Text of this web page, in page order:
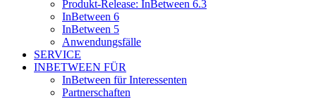
Produkt-Release: InBetween 6.3
InBetween 6
InBetween 5
Anwendungsfälle
SERVICE
INBETWEEN FÜR
InBetween für Interessenten
Partnerschaften